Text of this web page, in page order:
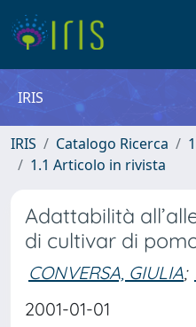
IRIS
IRIS Catalogo Ricerca
1.1 Articolo in rivista
Adattabilità
di cultivar di
CONVERSA, GIULIA;
2001-01-01